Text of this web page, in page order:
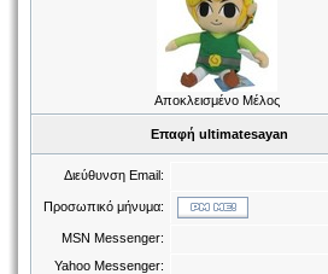
Αποκλεισμένο Μέλος
Επαφή ultimatesayan
Διεύθυνση Email:
Προσωπικό μήνυμα:
MSN Messenger:
Yahoo Messenger: